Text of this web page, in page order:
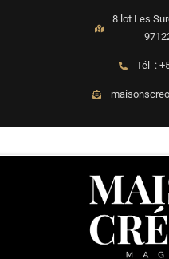
8 lot Les
Tél :